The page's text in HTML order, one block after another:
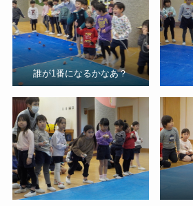
誰が1番になるかなあ？